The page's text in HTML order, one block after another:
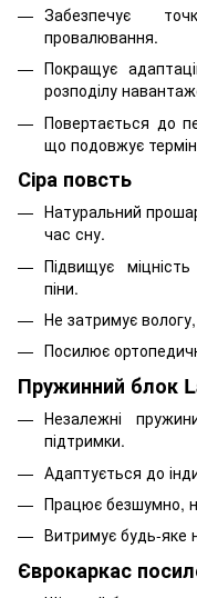
Забезпечує
провалювання.
Покращує
розподілу
Повертається до
що подовжує термін
Сіра повсть
Натуральний
час сну.
Підвищує
піни.
Не затримує
Посилює
Пружинний блок
Незалежні
підтримки.
Адаптується до
Працює безшумно,
Витримує будь-
Єврокаркас